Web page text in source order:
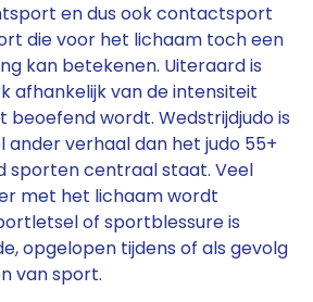
en dus ook contactsport
die voor het lichaam toch een
kan betekenen. Uiteraard is
afhankelijk van de intensiteit
beoefend wordt. Wedstrijdjudo is
ander verhaal dan het judo 55+
sporten centraal staat. Veel
met het lichaam wordt
of sportblessure is
opgelopen tijdens of als gevolg
van sport.